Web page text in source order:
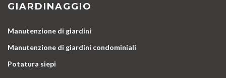
GIARDINAGGIO
Manutenzione di giardini
Manutenzione di giardini condominiali
Potatura siepi